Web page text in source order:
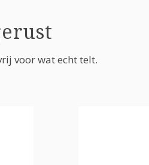
voor wat echt telt.